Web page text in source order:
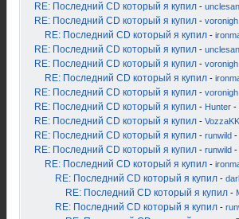
RE: Последний CD который я купил -
RE: Последний CD который я купил - voronigh
RE: Последний CD который я купил -
RE: Последний CD который я купил -
RE: Последний CD который я купил - voronigh
RE: Последний CD который я купил -
RE: Последний CD который я купил - voronigh
RE: Последний CD который я купил - Hunter -
RE: Последний CD который я купил -
RE: Последний CD который я купил - runwild -
RE: Последний CD который я купил - runwild -
RE: Последний CD который я купил -
RE: Последний CD который я купил -
RE: Последний CD который я купил -
RE: Последний CD который я купил -